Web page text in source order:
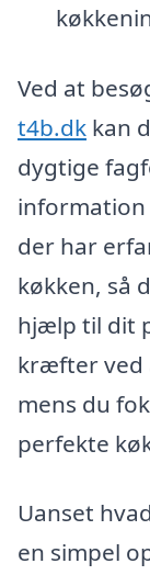
Ved at
t4b.dk kan
dygtige
der har
køkken, så
hjælp til dit
kræfter ved
mens du
perfekte
Uanset
en simpel